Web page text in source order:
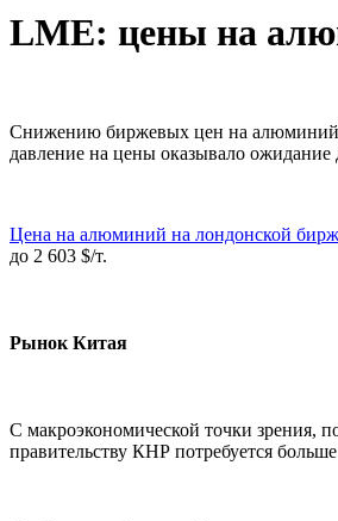
LME: цены на
Снижению биржевых цен на алюминий
давление на цены оказывало
Цена на алюминий на лондонской
до 2 603 $/т.
Рынок Китая
С макроэкономической точки зрения,
правительству КНР потребуется